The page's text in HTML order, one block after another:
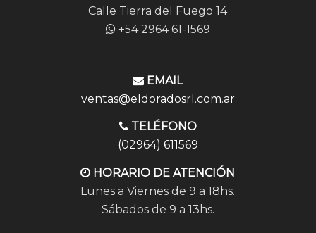
Calle Tierra del Fuego 14
+54 2964 61-1569
EMAIL
ventas@eldoradosrl.com.ar
TELÉFONO
(02964) 611569
HORARIO DE ATENCIÓN
Lunes a Viernes de 9 a 18hs.
Sábados de 9 a 13hs.